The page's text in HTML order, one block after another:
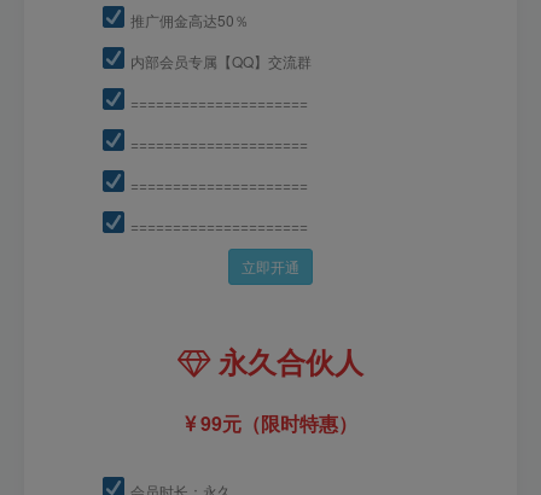
推广佣金高达50％
内部会员专属【QQ】交流群
=====================
=====================
=====================
=====================
立即开通
永久合伙人
99元（限时特惠）
会员时长：永久